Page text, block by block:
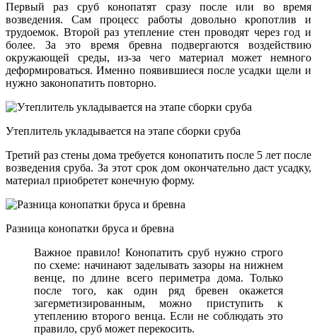
Первый раз сруб конопатят сразу после или во время
возведения. Сам процесс работы довольно кропотлив и
трудоемок. Второй раз утепление стен проводят через год и
более. За это время бревна подвергаются воздействию
окружающей среды, из-за чего материал может немного
деформироваться. Именно появившиеся после усадки щели и
нужно законопатить повторно.
Утеплитель укладывается на этапе сборки сруба
Третий раз стены дома требуется конопатить после 5 лет после
возведения сруба. За этот срок дом окончательно даст усадку,
материал приобретет конечную форму.
Разница конопатки бруса и бревна
Важное правило! Конопатить сруб нужно строго
по схеме: начинают заделывать зазоры на нижнем
венце, по длине всего периметра дома. Только
после того, как один ряд бревен окажется
загерметизированным, можно приступить к
утеплению второго венца. Если не соблюдать это
правило, сруб может перекосить.